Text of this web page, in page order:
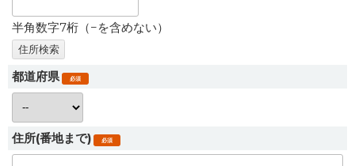
半角数字7桁（−を含めない）
都道府県 必須
住所(番地まで) 必須